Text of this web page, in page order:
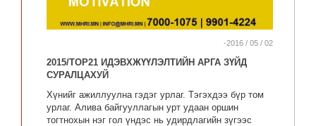
-2016 / 05 / 02
2015/TOP21 ИДЭВХЖҮҮЛЭЛТИЙН АРГА ЗҮЙД
СУРАЛЦАХУЙ
Хүнийг ажиллуулна гэдэг урлаг. Тэгэхдээ бүр том
урлаг. Алива байгууллагын урт удаан оршин
тогтнохын нэг гол үндэс нь удирдлагийн зүгээс